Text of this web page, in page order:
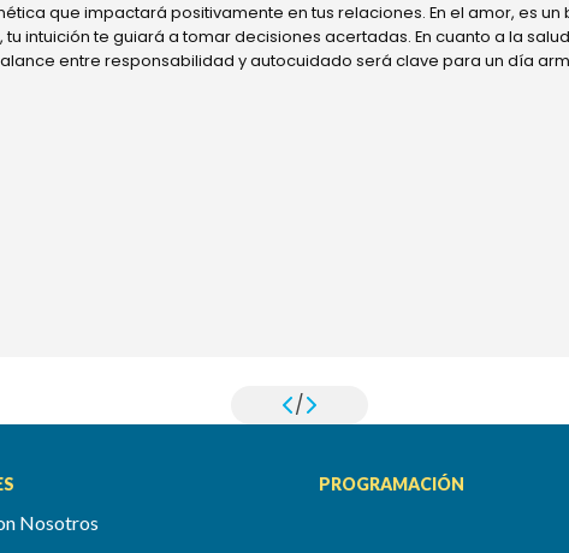
que impactará positivamente en tus relaciones. En el amor, es
intuición te guiará a tomar decisiones acertadas. En cuanto a la
entre responsabilidad y autocuidado será clave para un día
/
Nosotros
PROGRAMACIÓN